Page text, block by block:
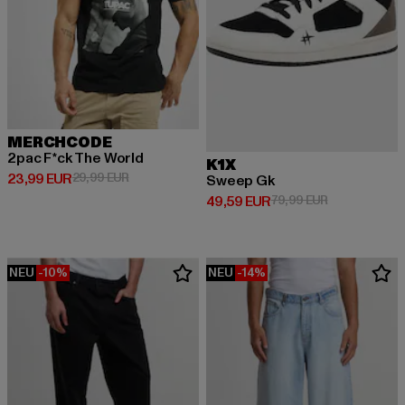
MERCHCODE
2pac F*ck The World
23,99 EUR
Derzeitiger Preis: 23,99 EUR
29,99 EURAktionspreis: 29,99 EUR
K1X
Sweep Gk
49,59 EUR
Derzeitiger Preis: 49,59 EUR
79,99 EURAktionspreis:
NEU -10% NEU -14%